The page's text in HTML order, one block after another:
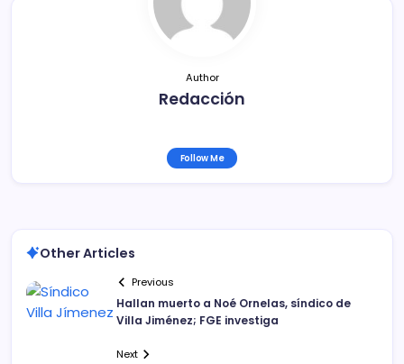
Author
Redacción
Follow Me
Other Articles
Previous
Hallan muerto a Noé Ornelas, síndico de
Villa Jiménez; FGE investiga
Next